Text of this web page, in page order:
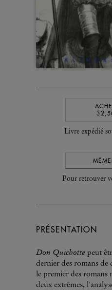
Livre expédié
Pour retrouver
PRÉSENTATION
Don Quichotte peut
dernier des romans de
le premier des romans
deux extrêmes,